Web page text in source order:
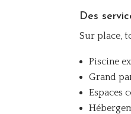
Des
Sur place,
Piscine
Grand
Espaces